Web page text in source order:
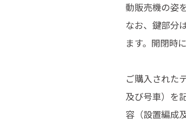
動販売機の姿
なお、鍵部分
ます。開閉時
ご購入された
及び号車）を
容（設置編成